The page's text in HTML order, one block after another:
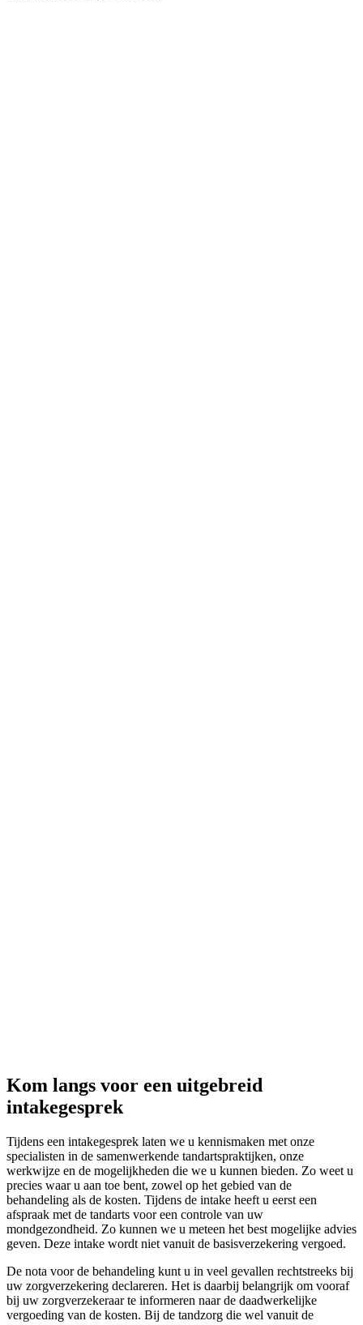
Kom langs voor een uitgebreid
intakegesprek
Tijdens een intakegesprek laten we u kennismaken met onze
specialisten in de samenwerkende tandartspraktijken, onze
werkwijze en de mogelijkheden die we u kunnen bieden. Zo weet u
precies waar u aan toe bent, zowel op het gebied van de
behandeling als de kosten. Tijdens de intake heeft u eerst een
afspraak met de tandarts voor een controle van uw
mondgezondheid. Zo kunnen we u meteen het best mogelijke advies
geven. Deze intake wordt niet vanuit de basisverzekering vergoed.
De nota voor de behandeling kunt u in veel gevallen rechtstreeks bij
uw zorgverzekering declareren. Het is daarbij belangrijk om vooraf
bij uw zorgverzekeraar te informeren naar de daadwerkelijke
vergoeding van de kosten. Bij de tandzorg die wel vanuit de